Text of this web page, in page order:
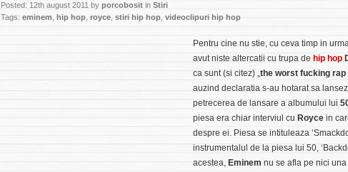
Posted: 12th august 2011 by porcobosit in Stiri
Tags: eminem hip hop royce stiri hip hop videoclipuri hip hop
Pentru cine nu stie, cu ceva timp in
avut niste altercatii cu trupa de hip hop
ca sunt (si citez) „the worst fucking rap
auzind declaratia s-au hotarat sa
petrecerea de lansare a albumului lui
piesa era chiar interviul cu Royce in
despre ei. Piesa se intituleaza ‘
instrumentalul de la piesa lui 50, ‘
acestea, Eminem nu se afla pe nici